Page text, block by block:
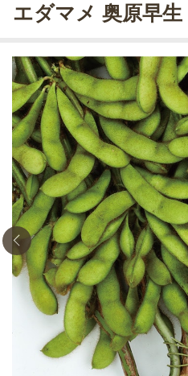
エダマメ 奥原早生